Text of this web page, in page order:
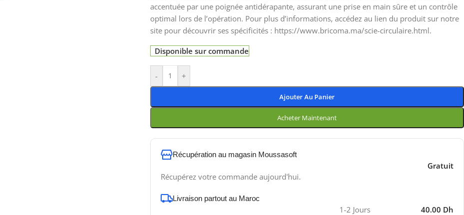
accentuée par une poignée antidérapante, assurant une prise en main sûre et un contrôle
optimal lors de l’opération. Pour plus d’informations, accédez au lien du produit sur notre
site pour découvrir ses spécificités : https://www.bricoma.ma/scie-circulaire.html.
Disponible sur commande
- +
Ajouter Au Panier
Acheter Maintenant
Récupération au magasin Moussasoft
Récupérez votre commande aujourd'hui.
Gratuit
Livraison partout au Maroc
1-2 Jours 40.00 Dh